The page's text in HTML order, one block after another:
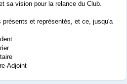
sa vision pour la relance du Club.
et représentés, et ce, jusqu'a
Adjoint